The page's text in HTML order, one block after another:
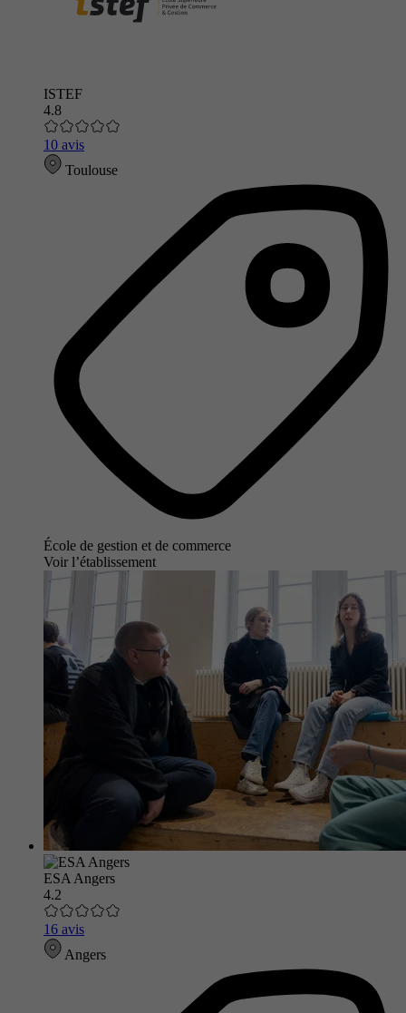
ISTEF
4.8
10 avis
Toulouse
École de gestion et de commerce
Voir l’établissement
ESA Angers
4.2
16 avis
Angers